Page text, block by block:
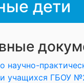
дети
научно-
учащихся ГБОУ